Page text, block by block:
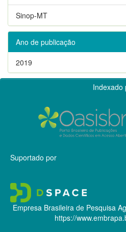
Sinop-MT
Ano de publicação
2019
Indexado
Suportado por
Empresa Brasileira de Pesquisa
https://